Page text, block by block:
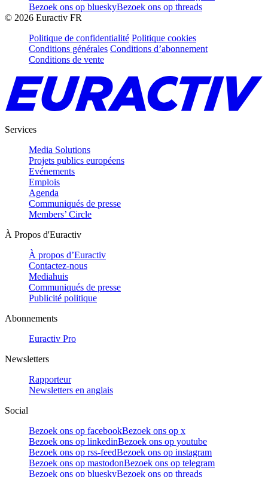
Bezoek ons op blueskyBezoek ons op threads
© 2026 Euractiv FR
Politique de confidentialité Politique cookies
Conditions générales Conditions d’abonnement
Conditions de vente
Services
Media Solutions
Projets publics européens
Evénements
Emplois
Agenda
Communiqués de presse
Members’ Circle
À Propos d'Euractiv
À propos d’Euractiv
Contactez-nous
Mediahuis
Communiqués de presse
Publicité politique
Abonnements
Euractiv Pro
Newsletters
Rapporteur
Newsletters en anglais
Social
Bezoek ons op facebookBezoek ons op x
Bezoek ons op linkedinBezoek ons op youtube
Bezoek ons op rss-feedBezoek ons op instagram
Bezoek ons op mastodonBezoek ons op telegram
Bezoek ons op blueskyBezoek ons op threads